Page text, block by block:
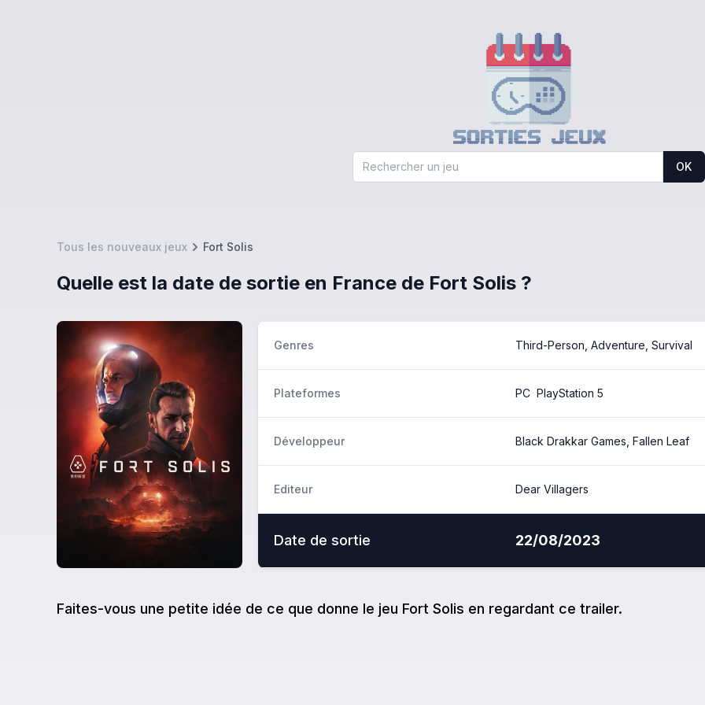
OK
Tous les nouveaux jeux Fort Solis
Quelle est la date de sortie en France de Fort Solis ?
Genres Third-Person, Adventure, Survival
Plateformes PC PlayStation 5
Développeur Black Drakkar Games, Fallen Leaf
Editeur Dear Villagers
Date de sortie 22/08/2023
Faites-vous une petite idée de ce que donne le jeu Fort Solis en regardant ce trailer.